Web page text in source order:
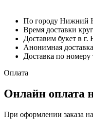
По городу Нижний
Время доставки
Доставим букет в
Анонимная
Доставка по номеру
Оплата
Онлайн оплата
При оформлении заказа